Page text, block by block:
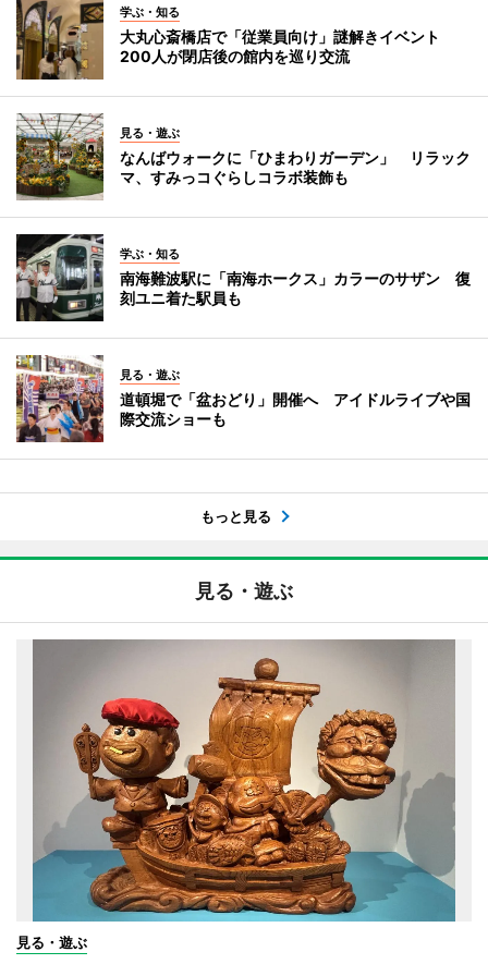
学ぶ・知る
大丸心斎橋店で「従業員向け」謎解きイベント
200人が閉店後の館内を巡り交流
見る・遊ぶ
なんばウォークに「ひまわりガーデン」 リラック
マ、すみっコぐらしコラボ装飾も
学ぶ・知る
南海難波駅に「南海ホークス」カラーのサザン 復
刻ユニ着た駅員も
見る・遊ぶ
道頓堀で「盆おどり」開催へ アイドルライブや国
際交流ショーも
もっと見る
見る・遊ぶ
見る・遊ぶ